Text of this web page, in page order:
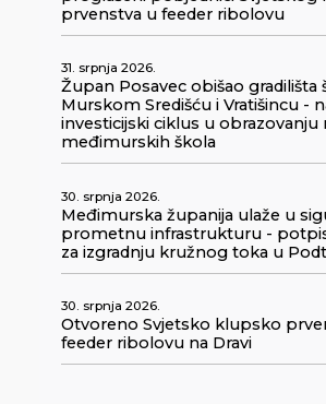
prvenstva u feeder ribolovu
31. srpnja 2026.
Župan Posavec obišao gradilišta
Murskom Središću i Vratišincu -
investicijski ciklus u obrazovanju
međimurskih škola
30. srpnja 2026.
Međimurska županija ulaže u
prometnu infrastrukturu -
za izgradnju kružnog toka u
30. srpnja 2026.
Otvoreno Svjetsko klupsko
feeder ribolovu na Dravi